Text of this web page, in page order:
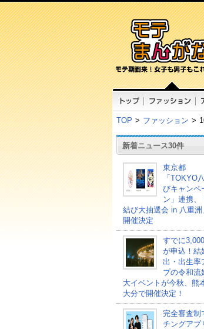
TOP > ファッション >
新着ニュース30件
東京都
「TOKYO
びキャンペ
ン」連携、
結び大抽選会 in 八重洲
開催決定
すでに
が申込！結
出・出生率
プの令和流
大イベントが今秋、熊
大分で開催決定！
完全審査制
チングアプ